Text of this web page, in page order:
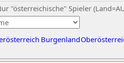
"österreichische" Spieler
Burgenland